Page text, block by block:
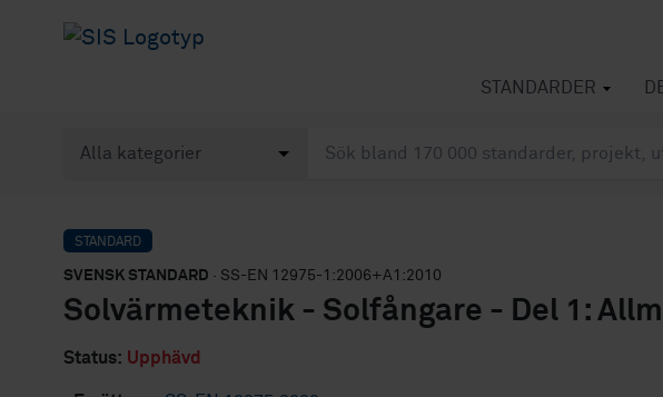
STANDARDER
STANDARD
SVENSK STANDARD · SS-EN 12975-1:2006+A1:2010
Solvärmeteknik - Solfångare - Del 1:
Status: Upphävd